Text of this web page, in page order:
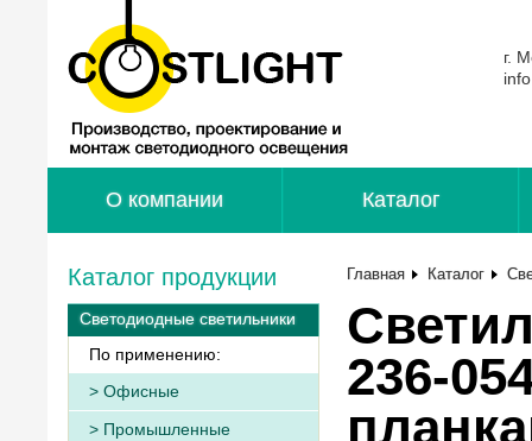
г.
О компании Каталог
Каталог продукции
Светодиодные светильники
По применению:
Офисные
Промышленные
Главная Каталог
236-